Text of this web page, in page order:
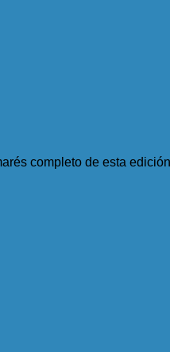
completo de esta